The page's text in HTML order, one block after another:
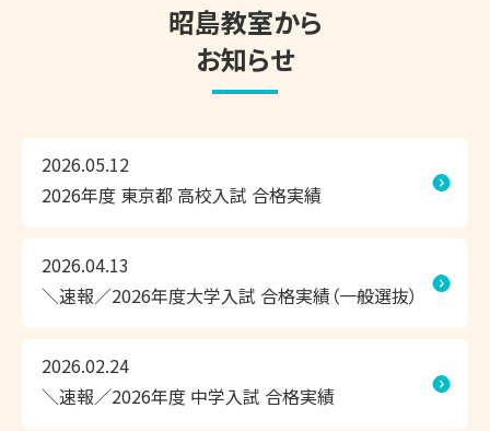
気軽にお問い合わせください。
東京個別指導学院 昭島教室は、お子さまにぴったりの学習
◎1人ひとりにぴったりの学習計画
◎お子さまに合わせて調整できるスケジュール
ぜひ、昭島教室まで足を運んでいただき、学習環境などをお
確かめください！
昭島教室から
お知らせ
2026.05.12
2026年度 東京都 高校入試 合格実績
2026.04.13
＼速報／2026年度大学入試 合格実績（一般選抜）
2026.02.24
＼速報／2026年度 中学入試 合格実績